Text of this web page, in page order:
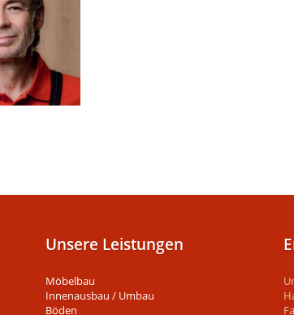
Unsere Leistungen
Möbelbau
Innenausbau / Umbau
Böden